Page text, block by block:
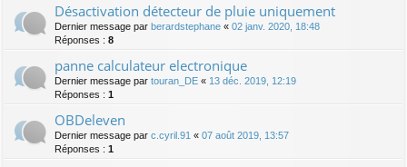
Désactivation détecteur de pluie uniquement
Dernier message par berardstephane « 02 janv. 2020, 18:48
Réponses : 8
panne calculateur electronique
Dernier message par touran_DE « 13 déc. 2019, 12:19
Réponses : 1
OBDeleven
Dernier message par c.cyril.91 « 07 août 2019, 13:57
Réponses : 1